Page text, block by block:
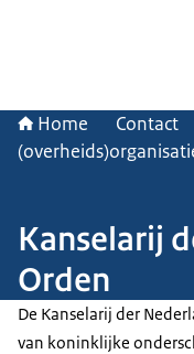
Home Contact
Kanselarij
Orden
De Kanselarij der
van koninklijke